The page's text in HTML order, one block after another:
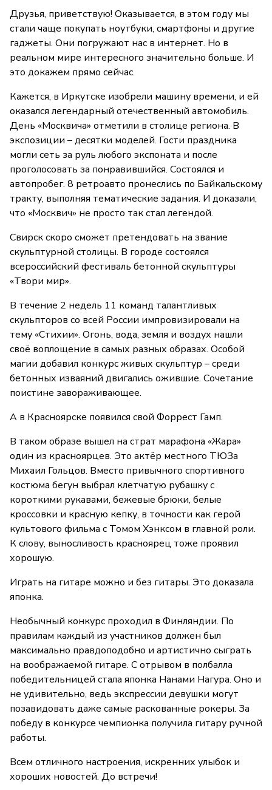
Друзья, приветствую! Оказывается, в этом году мы
стали чаще покупать ноутбуки, смартфоны и другие
гаджеты. Они погружают нас в интернет. Но в
реальном мире интересного значительно больше. И
это докажем прямо сейчас.
Кажется, в Иркутске изобрели машину времени, и ей
оказался легендарный отечественный автомобиль.
День «Москвича» отметили в столице региона. В
экспозиции – десятки моделей. Гости праздника
могли сеть за руль любого экспоната и после
проголосовать за понравившийся. Состоялся и
автопробег. 8 ретроавто пронеслись по Байкальскому
тракту, выполняя тематические задания. И доказали,
что «Москвич» не просто так стал легендой.
Свирск скоро сможет претендовать на звание
скульптурной столицы. В городе состоялся
всероссийский фестиваль бетонной скульптуры
«Твори мир».
В течение 2 недель 11 команд талантливых
скульпторов со всей России импровизировали на
тему «Стихии». Огонь, вода, земля и воздух нашли
своё воплощение в самых разных образах. Особой
магии добавил конкурс живых скульптур – среди
бетонных изваяний двигались ожившие. Сочетание
поистине завораживающее.
А в Красноярске появился свой Форрест Гамп.
В таком образе вышел на страт марафона «Жара»
один из красноярцев. Это актёр местного ТЮЗа
Михаил Гольцов. Вместо привычного спортивного
костюма бегун выбрал клетчатую рубашку с
короткими рукавами, бежевые брюки, белые
кроссовки и красную кепку, в точности как герой
культового фильма с Томом Хэнксом в главной роли.
К слову, выносливость красноярец тоже проявил
хорошую.
Играть на гитаре можно и без гитары. Это доказала
японка.
Необычный конкурс проходил в Финляндии. По
правилам каждый из участников должен был
максимально правдоподобно и артистично сыграть
на воображаемой гитаре. С отрывом в полбалла
победительницей стала японка Нанами Нагура. Оно и
не удивительно, ведь экспрессии девушки могут
позавидовать даже самые раскованные рокеры. За
победу в конкурсе чемпионка получила гитару ручной
работы.
Всем отличного настроения, искренних улыбок и
хороших новостей. До встречи!